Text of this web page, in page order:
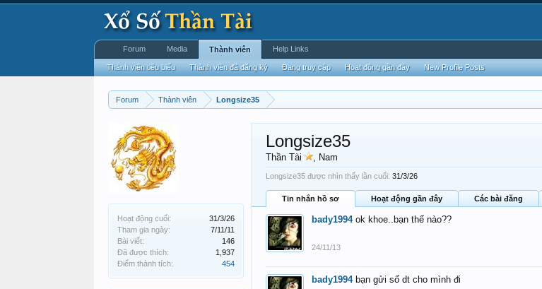
Forum Thành viên Longsize35
Hoạt động cuối:
31/3/26
Tham gia ngày:
7/11/11
Bài viết:
146
Đã được thích:
1,937
Điểm thành tích:
454
Longsize35
Thần Tài , Nam
Longsize35 được nhìn thấy lần cuối: 31/3/26
Tin nhắn hồ sơ Hoạt động gần đây Các bài đăng
bady1994 ok khoe..bạn thế nào??
24/11/13
bady1994 bạn gửi số dt cho mình đi
Forum Media Thành viên
Thành viên tiêu biểu Thành viên đã đăng ký Đang truy cập Hoạt động gần đây New Profile Posts
Help Links